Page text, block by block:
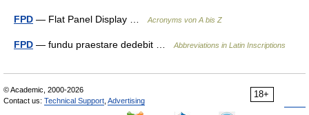
FPD — Flat Panel Display … Acronyms von A bis Z
FPD — fundu praestare dedebit … Abbreviations in Latin Inscriptions
18+
© Academic, 2000-2026
Contact us: Technical Support Advertising